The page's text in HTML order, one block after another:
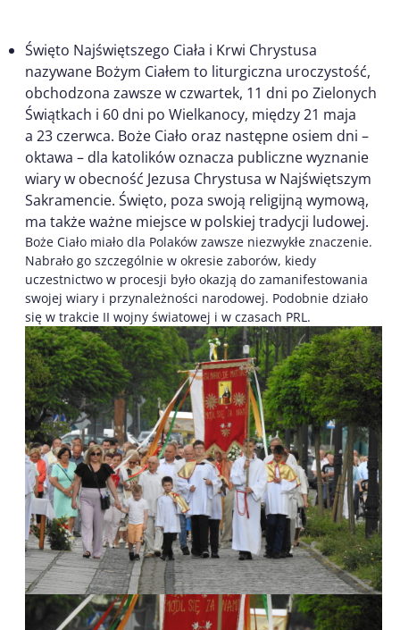
Święto Najświętszego Ciała i Krwi Chrystusa
nazywane Bożym Ciałem to liturgiczna uroczystość,
obchodzona zawsze w czwartek, 11 dni po Zielonych
Świątkach i 60 dni po Wielkanocy, między 21 maja
a 23 czerwca. Boże Ciało oraz następne osiem dni –
oktawa – dla katolików oznacza publiczne wyznanie
wiary w obecność Jezusa Chrystusa w Najświętszym
Sakramencie. Święto, poza swoją religijną wymową,
ma także ważne miejsce w polskiej tradycji ludowej.
Boże Ciało miało dla Polaków zawsze niezwykłe znaczenie.
Nabrało go szczególnie w okresie zaborów, kiedy
uczestnictwo w procesji było okazją do zamanifestowania
swojej wiary i przynależności narodowej. Podobnie działo
się w trakcie II wojny światowej i w czasach PRL.